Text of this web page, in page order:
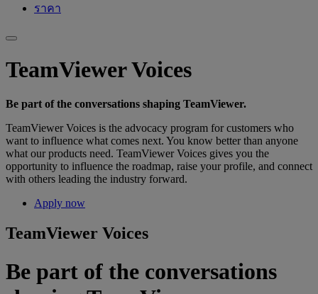
ราคา
TeamViewer Voices
Be part of the conversations shaping TeamViewer.
TeamViewer Voices is the advocacy program for customers who
want to influence what comes next. You know better than anyone
what our products need. TeamViewer Voices gives you the
opportunity to influence the roadmap, raise your profile, and connect
with others leading the industry forward.
Apply now
TeamViewer Voices
Be part of the conversations